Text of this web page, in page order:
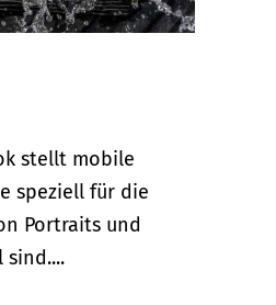
stellt mobile
speziell für die
Portraits und
sind....